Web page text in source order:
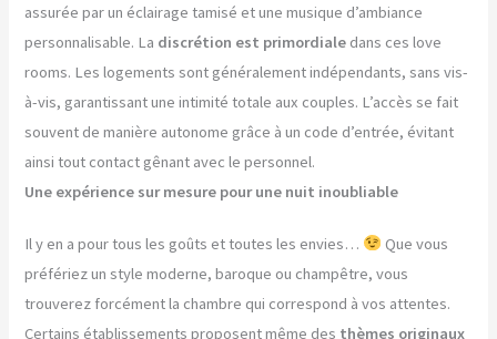
assurée par un éclairage tamisé et une musique d’ambiance
personnalisable. La discrétion est primordiale dans ces love
rooms. Les logements sont généralement indépendants, sans vis-
à-vis, garantissant une intimité totale aux couples. L’accès se fait
souvent de manière autonome grâce à un code d’entrée, évitant
ainsi tout contact gênant avec le personnel.
Une expérience sur mesure pour une nuit inoubliable
Il y en a pour tous les goûts et toutes les envies…
Que vous
préfériez un style moderne, baroque ou champêtre, vous
trouverez forcément la chambre qui correspond à vos attentes.
Certains établissements proposent même des thèmes originaux